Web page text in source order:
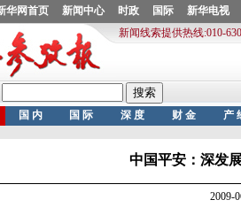
中国平安：深发
2009-